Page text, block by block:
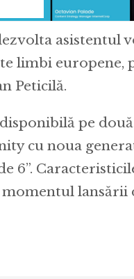
asistentul
limbi europene,
Peticilă.
pe
cu noua
6”.
lansării